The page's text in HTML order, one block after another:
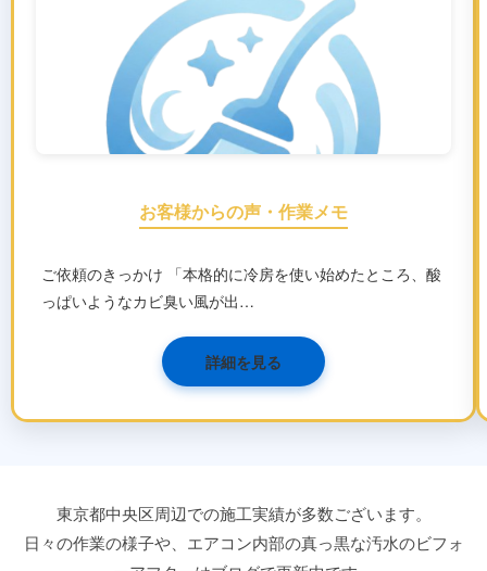
お客様からの声・作業メモ
ご依頼のきっかけ 「本格的に冷房を使い始めたところ、酸
っぱいようなカビ臭い風が出…
詳細を見る
東京都中央区周辺での施工実績が多数ございます。
日々の作業の様子や、エアコン内部の真っ黒な汚水のビフォ